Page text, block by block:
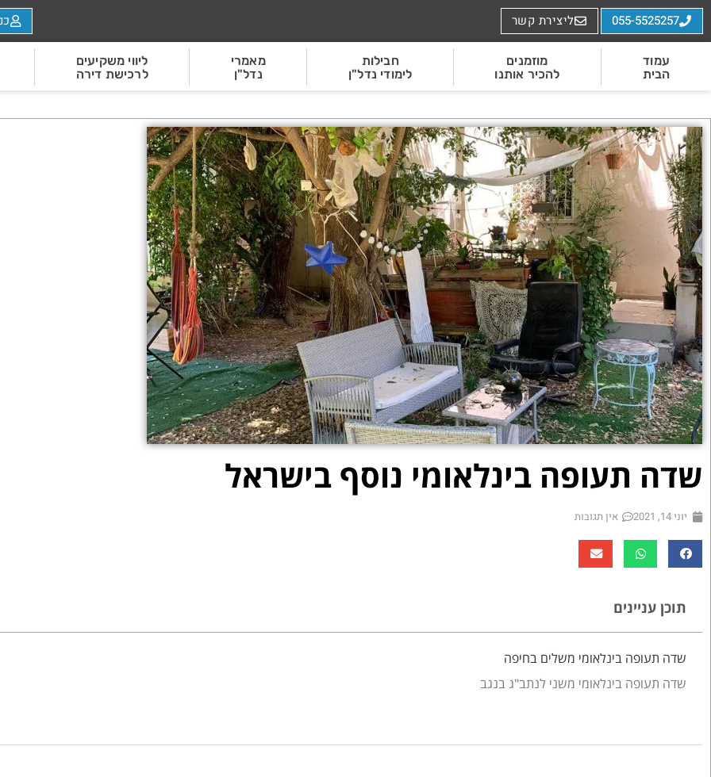
055-5525257 ליצירת קשר
עמוד
הבית
מוזמנים
להכיר אותנו
חבילות
לימודי נדל"ן
מאמרי
נדל"ן
ליווי משקיעים
לרכישת דירה
שדה תעופה בינלאומי נוסף בישראל
יוני 14, 2021 אין תגובות
תוכן עניינים
שדה תעופה בינלאומי משלים בחיפה
שדה תעופה בינלאומי משני לנתב"ג בנגב